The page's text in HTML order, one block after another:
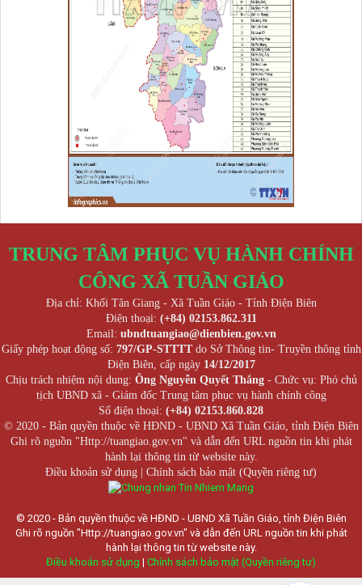
TRUNG TÂM PHỤC VỤ HÀNH CHÍNH
CÔNG XÃ TUẦN GIÁO
Địa chỉ: Khối Tân Giang - Xã Tuần Giáo - Tỉnh Điện Biên
Điện thoại: (+84) 02153.862.311
Email: ubndtuangiao@dienbien.gov.vn
Giấy phép hoạt động số: 797/GP-STTTTdo Sở Thông tin- Truyền thông tỉnh
Điện Biên, cấp ngày 14/12/2017
Chịu trách nhiệm nội dung: Ông Nguyễn Quyết Thắng- Chức vụ: Phó chủ
tịch UBND xã - Giám đốc Trung tâm phục vụ hành chính công
Số điện thoại: (+84) 02153.860.828
© 2020 - Bản quyền thuộc về HĐND - UBND Xã Tuần Giáo, tỉnh Điện Biên
Ghi rõ nguồn "Http://tuangiao.gov.vn" và dẫn đến URL nguồn tin khi phát
hành lại thông tin từ website này.
Điều khoản sử dụng
Chính sách bảo mật (Quyền riêng tư)
© 2020 - Bản quyền thuộc về HĐND - UBND Xã Tuần Giáo, tỉnh Điện Biên
Ghi rõ nguồn "Http://tuangiao.gov.vn" và dẫn đến URL nguồn tin khi phát
hành lại thông tin từ website này.
Điều khoản sử dụng | Chính sách bảo mật (Quyền riêng tư)